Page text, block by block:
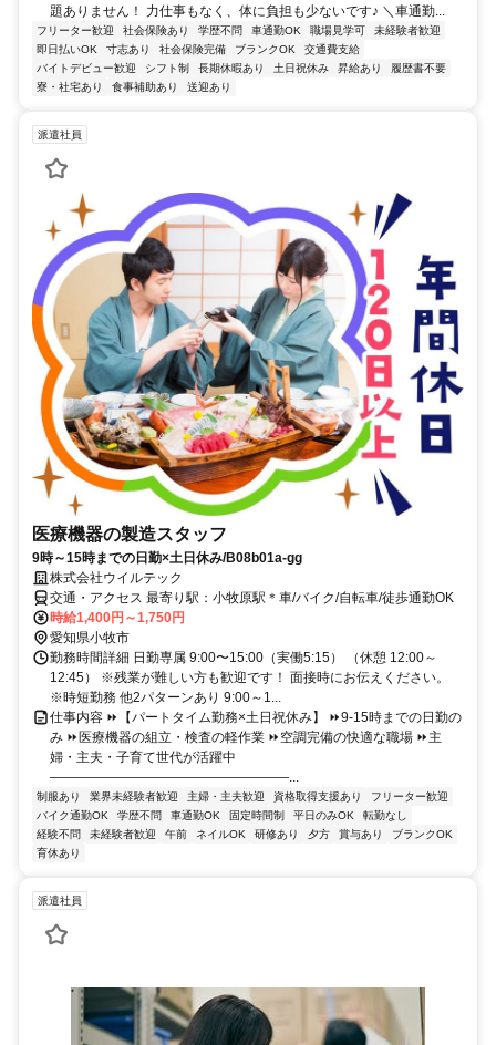
題ありません！ 力仕事もなく、体に負担も少ないです♪ ＼車通勤...
フリーター歓迎 社会保険あり 学歴不問 車通勤OK 職場見学可
未経験者歓迎
即日払いOK
寸志あり 社会保険完備 ブランクOK
交通費支給
バイトデビュー歓迎
シフト制 長期休暇あり 土日祝休み 昇給あり
履歴書不要
寮・社宅あり
食事補助あり 送迎あり
派遣社員
医療機器の製造スタッフ
9時～15時までの日勤×土日休み/B08b01a-gg
株式会社ウイルテック
交通・アクセス 最寄り駅：小牧原駅＊車/バイク/自転車/徒歩通勤OK
時給1,400円～1,750円
愛知県小牧市
勤務時間詳細 日勤専属 9:00〜15:00（実働5:15） （休憩 12:00～
12:45） ※残業が難しい方も歓迎です！ 面接時にお伝えください。
※時短勤務 他2パターンあり 9:00～1...
仕事内容 ⏩【パートタイム勤務×土日祝休み】 ⏩9‐15時までの日勤の
み ⏩医療機器の組立・検査の軽作業 ⏩空調完備の快適な職場 ⏩主
婦・主夫・子育て世代が活躍中
――――――――――――――――――...
制服あり 業界未経験者歓迎 主婦・主夫歓迎 資格取得支援あり
フリーター歓迎
バイク通勤OK
学歴不問 車通勤OK 固定時間制 平日のみOK
転勤なし
経験不問
未経験者歓迎 午前 ネイルOK 研修あり 夕方 賞与あり
ブランクOK
育休あり
派遣社員